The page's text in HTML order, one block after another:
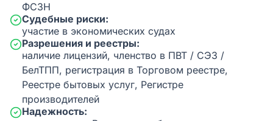
ФСЗН
Судебные риски:
участие в экономических судах
Разрешения и реестры:
наличие лицензий, членство в ПВТ / СЭЗ /
БелТПП, регистрация в Торговом реестре,
Реестре бытовых услуг, Регистре
производителей
Надежность: